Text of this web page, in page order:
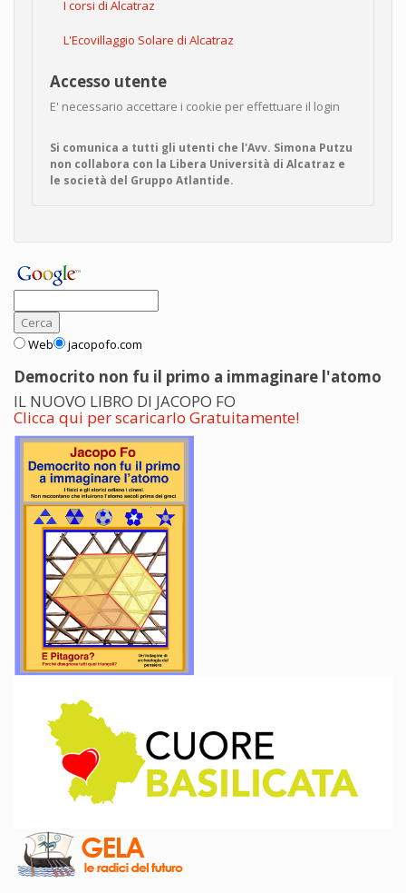
I corsi di Alcatraz
L'Ecovillaggio Solare di Alcatraz
Accesso utente
E' necessario accettare i cookie per effettuare il login
Si comunica a tutti gli utenti che l'Avv. Simona Putzu
non collabora con la Libera Università di Alcatraz e
le società del Gruppo Atlantide.
Web jacopofo.com
Democrito non fu il primo a immaginare l'atomo
IL NUOVO LIBRO DI JACOPO FO
Clicca qui per scaricarlo Gratuitamente!